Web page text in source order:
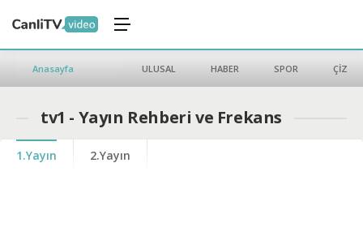
Anasayfa ULUSAL HABER SPOR ÇİZGİ
tv1 - Yayın Rehberi ve Frekans
1.Yayın 2.Yayın